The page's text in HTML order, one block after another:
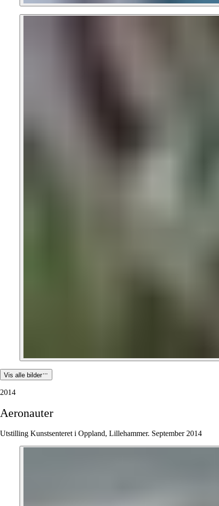
Vis alle bilder
2014
Aeronauter
Utstilling Kunstsenteret i Oppland, Lillehammer. September 2014